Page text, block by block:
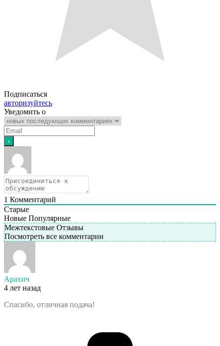
Подписаться
авторизуйтесь
Уведомить о
1 Комментарий
Старые
Новые Популярные
Межтекстовые Отзывы
Посмотреть все комментарии
Арахич
4 лет назад
Спасибо, отличная подача!